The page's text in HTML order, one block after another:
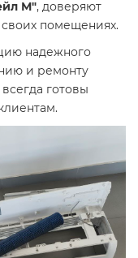
М", доверяют
помещениях.
надежного
и ремонту
готовы